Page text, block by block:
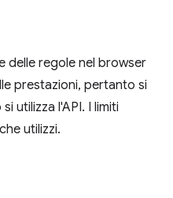
delle regole nel browser
prestazioni, pertanto si
utilizza l'API. I limiti
utilizzi.